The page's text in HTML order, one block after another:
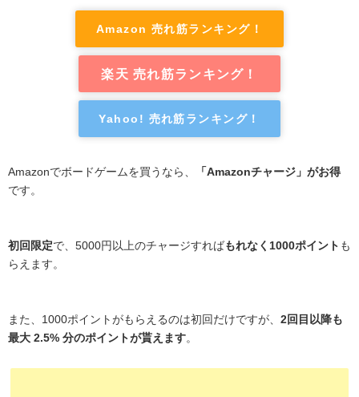
Amazon 売れ筋ランキング！
楽天 売れ筋ランキング！
Yahoo! 売れ筋ランキング！
Amazonでボードゲームを買うなら、
「Amazonチャージ」がお得
です。
初回限定で、5000円以上のチャージすればもれなく1000ポイント も
らえます。
また、1000ポイントがもらえるのは初回だけですが、 2回目以降も
最大 2.5% 分のポイントが貰えます。